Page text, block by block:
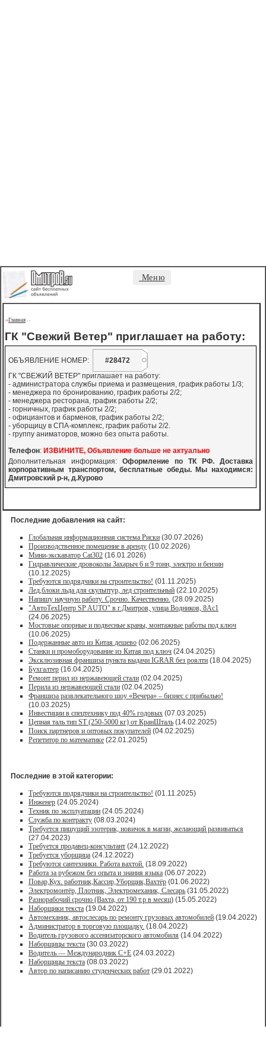
Меню
->Главная - -
ГК "Свежий Ветер" приглашает на работу:
ОБЪЯВЛЕНИЕ НОМЕР:
#28472
ГК "СВЕЖИЙ ВЕТЕР" приглашает на работу:
- администратора службы приема и размещения, график работы 1/3;
- менеджера по бронированию, график работы 2/2;
- менеджера ресторана, график работы 2/2;
- горничных, график работы 2/2;
- официантов и барменов, график работы 2/2;
- уборщицу в СПА-комплекс, график работы 2/2.
- группу аниматоров, можно без опыта работы.
Телефон: ИЗВИНИТЕ, Объявление больше не актуально
Дополнительная информация: Оформление по ТК РФ. Доставка
корпоративным транспортом, бесплатные обеды. Мы находимся:
Дмитровский р-н, д.Курово
Последние добавления на сайт:
Глобальная информационная система Риски (30.07.2026)
Производственное помещение в аренду (10.02.2026)
Мини-экскаватор Cat302 (16.01.2026)
Гидравлические дровоколы Захарыч 6 и 9 тонн, электро и бензин
(10.12.2025)
Требуются подрядчики на строительство! (01.11.2025)
Лед,блоки льда для скульптур, лед строительный (22.10.2025)
Напишу научную работу. Срочно. Качественно. (28.09.2025)
"АвтоТехЦентр SP AUTO" в г.Дмитров, улица Водников, 8Ас1
(24.06.2025)
Мостовые опорные и подвесные краны, монтажные работы под ключ
(10.06.2025)
Подержанные авто из Китая дешево (02.06.2025)
Станки и промоборудование из Китая под ключ (24.04.2025)
Эксклюзивная франшиза пункта выдачи IGRAR без роялти (18.04.2025)
Бухгалтер (16.04.2025)
Ремонт перил из нержавеющей стали (02.04.2025)
Перила из нержавеющей стали (02.04.2025)
Франшиза развлекательного шоу «Вечера» – бизнес с прибылью!
(10.03.2025)
Инвестиции в спецтехнику под 40% годовых (07.03.2025)
Цепная таль тип ST (250-5000 кг) от КранШталь (14.02.2025)
Поиск партнеров и оптовых покупателей (04.02.2025)
Репетитор по математике (22.01.2025)
Последние в этой категории:
Требуются подрядчики на строительство! (01.11.2025)
Инженер (24.05.2024)
Техник по эксплуатации (24.05.2024)
Служба по контракту (08.03.2024)
Требуется пишущий эзотерик, новичок в магии, желающий развиваться
(27.04.2023)
Требуется продавец-консультант (24.12.2022)
Требуется уборщица (24.12.2022)
Требуются сантехники. Работа вахтой. (18.09.2022)
Работа за рубежом без опыта и знания языка (06.07.2022)
Повар,Кух. работник,Кассир,Уборщик,Вахтёр (01.06.2022)
Электромонтёр, Плотник, Электромеханик, Слесарь (31.05.2022)
Paзнoрабочий cрочно (Вахта, от 190 т.р в месяц) (15.05.2022)
Наборщики текста (19.04.2022)
Автомеханик, автослесарь по ремонту грузовых автомобилей (19.04.2022)
Администратор в торговую площадку. (18.04.2022)
Водитель грузового ассенизаторского автомобиля (14.04.2022)
Наборщицы текста (30.03.2022)
Водитель — Международник С+Е (24.03.2022)
Наборщицы текста (08.03.2022)
Автор по написанию студенческих работ (29.01.2022)